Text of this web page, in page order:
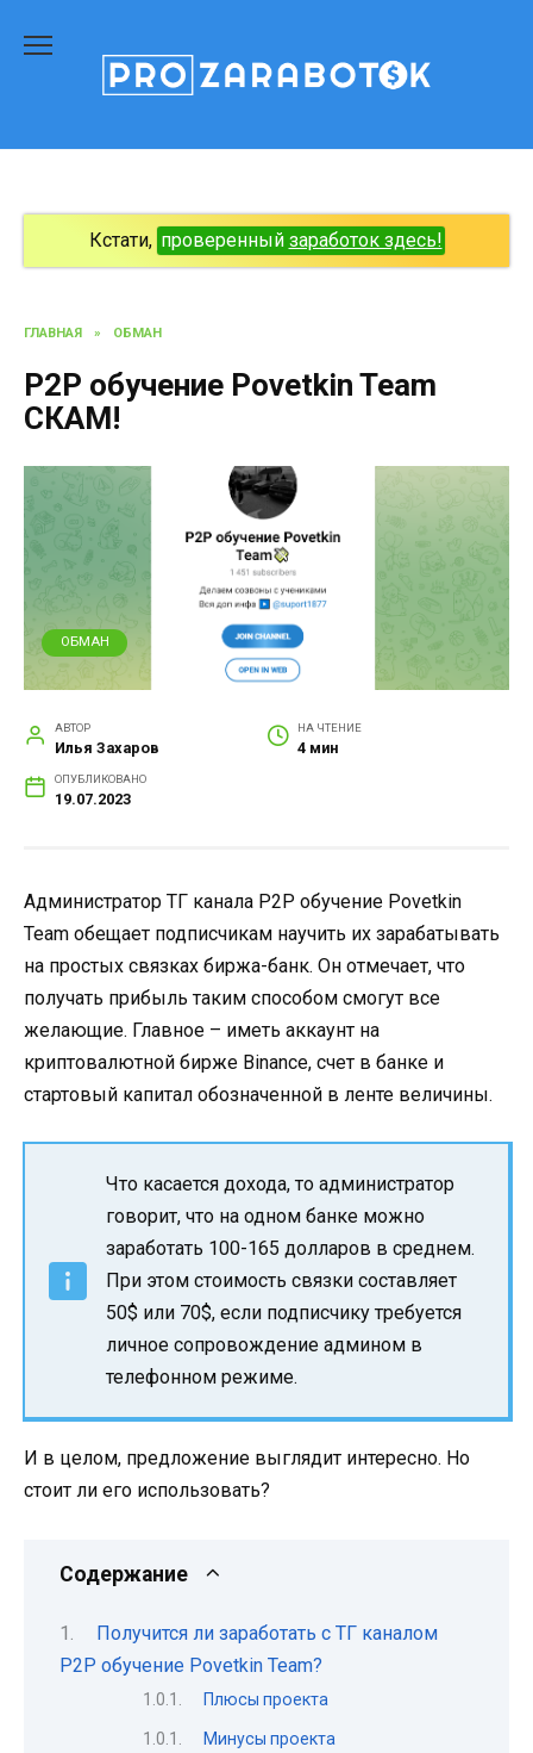
содержанию
Кстати, проверенный заработок здесь!
ГЛАВНАЯ » ОБМАН
P2P обучение Povetkin Team
СКАМ!
ОБМАН
АВТОР
Илья Захаров
НА ЧТЕНИЕ
4 мин
ОПУБЛИКОВАНО
19.07.2023
Администратор ТГ канала P2P обучение Povetkin
Team обещает подписчикам научить их зарабатывать
на простых связках биржа-банк. Он отмечает, что
получать прибыль таким способом смогут все
желающие. Главное – иметь аккаунт на
криптовалютной бирже Binance, счет в банке и
стартовый капитал обозначенной в ленте величины.
Что касается дохода, то администратор
говорит, что на одном банке можно
заработать 100-165 долларов в среднем.
При этом стоимость связки составляет
50$ или 70$, если подписчику требуется
личное сопровождение админом в
телефонном режиме.
И в целом, предложение выглядит интересно. Но
стоит ли его использовать?
Содержание
Получится ли заработать с ТГ каналом
P2P обучение Povetkin Team?
Плюсы проекта
Минусы проекта